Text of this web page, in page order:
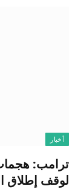
أخبار
ترامب:
لوقف إطلاق